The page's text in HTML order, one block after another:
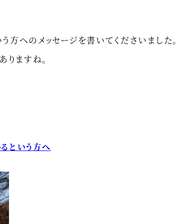
方へのメッセージを書いてくださいました。
ますね。
という方へ